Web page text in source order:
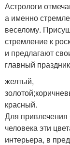
Астрологи
а именно
веселому.
стремление к
и предлагают
главный
желтый,
красный.
Для привлечения
человека эти
интерьера, в